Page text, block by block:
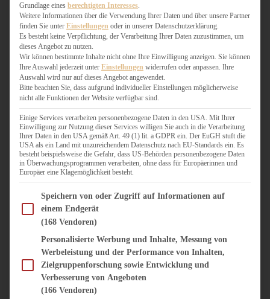
HERZHAFT
BURGER & SANDWICHES
FIX AUF DEM TISCH
FLEISCH & FISCH
GRILLEN / BARBECUE
HERZHAFTES BACKEN
ONE-POT-GERICHTE
PASTA & NUDELGERICHTE
PIZZA, TARTES & QUICHES
REIS & RISOTTO
SALATE & SNACKS
SUPPENKASPEREIEN
VORSPEISEN
SÜSS & HERZHAFT
BROTAUFSTRICH
Grundlage eines berechtigten Interesses
Weitere Informationen über die Verwendung Ihrer Daten und über unsere Partner
finden Sie unter Einstellungen oder in unserer Datenschutzerklärung.
Es besteht keine Verpflichtung, der Verarbeitung Ihrer Daten zuzustimmen, um
dieses Angebot zu nutzen.
Wir können bestimmte Inhalte nicht ohne Ihre Einwilligung anzeigen. Sie können
Ihre Auswahl jederzeit unter Einstellungen widerrufen oder anpassen. Ihre
Auswahl wird nur auf dieses Angebot angewendet.
Bitte beachten Sie, dass aufgrund individueller Einstellungen möglicherweise
nicht alle Funktionen der Website verfügbar sind.
Einige Services verarbeiten personenbezogene Daten in den USA. Mit Ihrer
Einwilligung zur Nutzung dieser Services willigen Sie auch in die Verarbeitung
Ihrer Daten in den USA gemäß Art. 49 (1) lit. a GDPR ein. Der EuGH stuft die
USA als ein Land mit unzureichendem Datenschutz nach EU-Standards ein. Es
besteht beispielsweise die Gefahr, dass US-Behörden personenbezogene Daten
in Überwachungsprogrammen verarbeiten, ohne dass für Europäerinnen und
Europäer eine Klagemöglichkeit besteht.
Im Folgenden finden Sie eine Liste der Zwecke des IAB Transparency and Consent
Speichern von oder Zugriff auf Informationen auf
einem Endgerät
(168 Vendoren)
Personalisierte Werbung und Inhalte, Messung von
Werbeleistung und der Performance von Inhalten,
Zielgruppenforschung sowie Entwicklung und
Verbesserung von Angeboten
(166 Vendoren)